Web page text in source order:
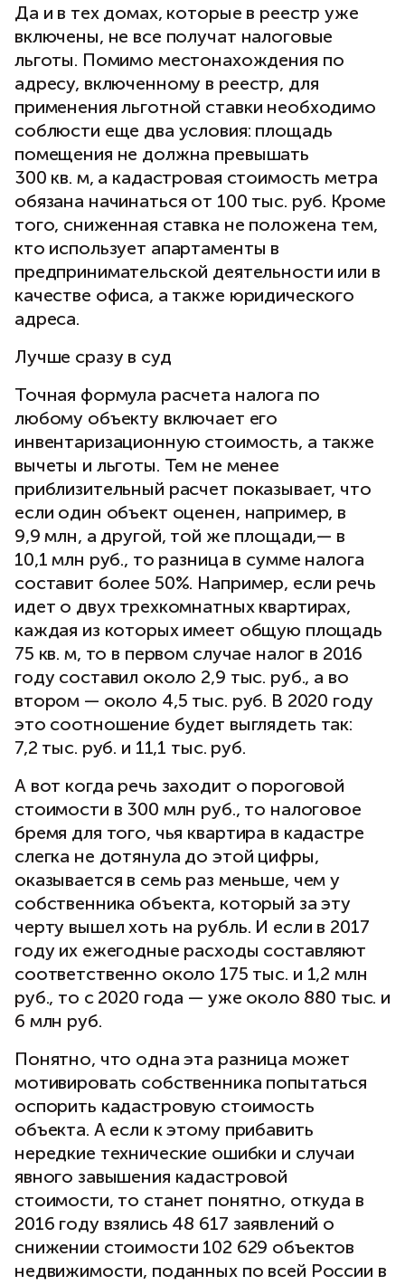
Да и в тех домах, которые в реестр уже
включены, не все получат налоговые
льготы. Помимо местонахождения по
адресу, включенному в реестр, для
применения льготной ставки необходимо
соблюсти еще два условия: площадь
помещения не должна превышать
300 кв. м, а кадастровая стоимость метра
обязана начинаться от 100 тыс. руб. Кроме
того, сниженная ставка не положена тем,
кто использует апартаменты в
предпринимательской деятельности или в
качестве офиса, а также юридического
адреса.
Лучше сразу в суд
Точная формула расчета налога по
любому объекту включает его
инвентаризационную стоимость, а также
вычеты и льготы. Тем не менее
приблизительный расчет показывает, что
если один объект оценен, например, в
9,9 млн, а другой, той же площади,— в
10,1 млн руб., то разница в сумме налога
составит более 50%. Например, если речь
идет о двух трехкомнатных квартирах,
каждая из которых имеет общую площадь
75 кв. м, то в первом случае налог в 2016
году составил около 2,9 тыс. руб., а во
втором — около 4,5 тыс. руб. В 2020 году
это соотношение будет выглядеть так:
7,2 тыс. руб. и 11,1 тыс. руб.
А вот когда речь заходит о пороговой
стоимости в 300 млн руб., то налоговое
бремя для того, чья квартира в кадастре
слегка не дотянула до этой цифры,
оказывается в семь раз меньше, чем у
собственника объекта, который за эту
черту вышел хоть на рубль. И если в 2017
году их ежегодные расходы составляют
соответственно около 175 тыс. и 1,2 млн
руб., то с 2020 года — уже около 880 тыс. и
6 млн руб.
Понятно, что одна эта разница может
мотивировать собственника попытаться
оспорить кадастровую стоимость
объекта. А если к этому прибавить
нередкие технические ошибки и случаи
явного завышения кадастровой
стоимости, то станет понятно, откуда в
2016 году взялись 48 617 заявлений о
снижении стоимости 102 629 объектов
недвижимости, поданных по всей России в